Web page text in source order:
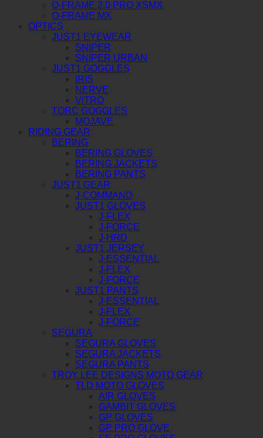
O-FRAME 2.0 PRO XSMX
O-FRAME MX
OPTICS
JUST1 EYEWEAR
SNIPER
SNIPER URBAN
JUST1 GOGGLES
IRIS
NERVE
VITRO
TORC GOGGLES
MOJAVE
RIDING GEAR
BERING
BERING GLOVES
BERING JACKETS
BERING PANTS
JUST1 GEAR
J-COMMAND
JUST1 GLOVES
J-FLEX
J-FORCE
J-HRD
JUST1 JERSEY
J-ESSENTIAL
J-FLEX
J-FORCE
JUST1 PANTS
J-ESSENTIAL
J-FLEX
J-FORCE
SEGURA
SEGURA GLOVES
SEGURA JACKETS
SEGURA PANTS
TROY LEE DESIGNS MOTO GEAR
TLD MOTO GLOVES
AIR GLOVES
GAMBIT GLOVES
GP GLOVES
GP PRO GLOVE